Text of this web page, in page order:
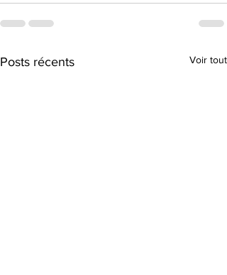
Posts récents Voir tout